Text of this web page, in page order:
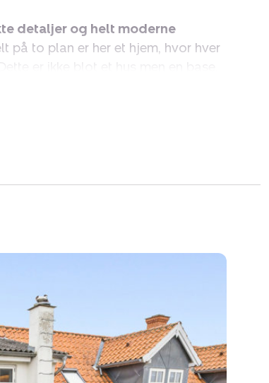
detaljer og helt moderne
på to plan er her et hjem, hvor hver
ramme. Finishen er i en
er plads til både madlavning,
værelser, hvor det ene er indrettet
med garderobeløsning.
2024-25
prioriterer kvalitetstid frem for